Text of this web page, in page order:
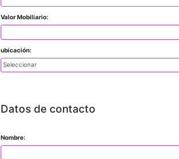
Valor Mobiliario:
ubicación:
Datos de contacto
Nombre: